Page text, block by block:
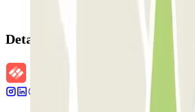
Detalles de la reserva